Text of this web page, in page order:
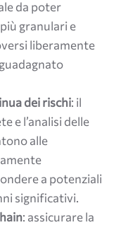
da poter
granulari e
liberamente
dei rischi: il
e l’analisi delle
alle
a potenziali
significativi.
: assicurare la